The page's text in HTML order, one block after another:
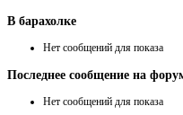
В барахолке
Нет сообщений для показа
Последнее сообщение на
Нет сообщений для показа